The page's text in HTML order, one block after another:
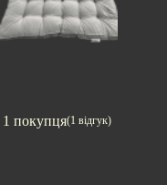
1 покупця(1 відгук)